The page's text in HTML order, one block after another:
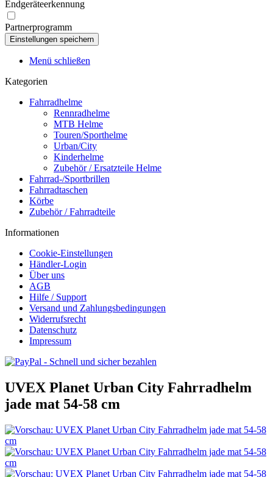
Endgeräteerkennung
Partnerprogramm
Menü schließen
Kategorien
Fahrradhelme
Rennradhelme
MTB Helme
Touren/Sporthelme
Urban/City
Kinderhelme
Zubehör / Ersatzteile Helme
Fahrrad-/Sportbrillen
Fahrradtaschen
Körbe
Zubehör / Fahrradteile
Informationen
Cookie-Einstellungen
Händler-Login
Über uns
AGB
Hilfe / Support
Versand und Zahlungsbedingungen
Widerrufsrecht
Datenschutz
Impressum
UVEX Planet Urban City Fahrradhelm
jade mat 54-58 cm